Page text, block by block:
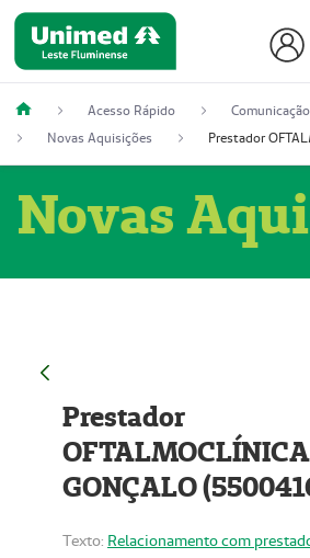
Acesso Rápido
Comunicação
Novas Aquisições
Novas
Prestador
GONÇALO
Texto: Relacionamento com